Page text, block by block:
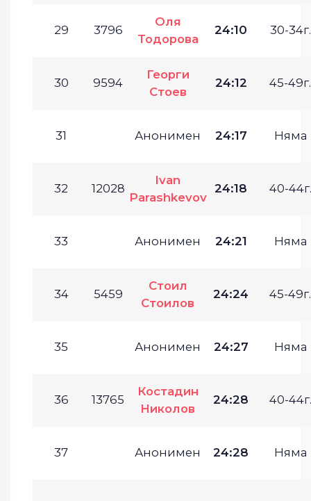
29 3796
Оля
Тодорова
24:10 30-34г.
30 9594
Георги
Стоев
24:12 45-49г.
31 Анонимен 24:17 Няма
32 12028
Ivan
Parashkevov
24:18 40-44г.
33 Анонимен 24:21 Няма
34 5459
Стоил
Стоилов
24:24 45-49г.
35 Анонимен 24:27 Няма
36 13765
Костадин
Николов
24:28 40-44г.
37 Анонимен 24:28 Няма